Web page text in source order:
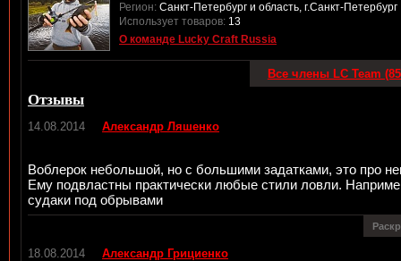
Регион: Санкт-Петербург и область, г.Санкт-Петербург
Использует товаров: 13
О команде Lucky Craft Russia
Все члены LC Team
Отзывы
14.08.2014 Александр Ляшенко
Воблерок небольшой, но с большими задатками, это про
Ему подвластны практически любые стили ловли.
судаки под обрывами
18.08.2014 Александр Грициенко